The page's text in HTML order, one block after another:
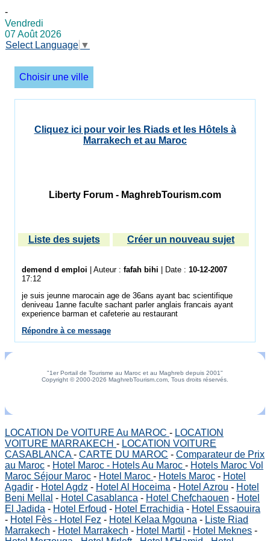
-
Vendredi
07 Août 2026
Select Language ▼
Choisir une ville
Cliquez ici pour voir les Riads et les Hôtels à
Marrakech et au Maroc
Liberty Forum - MaghrebTourism.com
Liste des sujets Créer un nouveau sujet
demend d emploi | Auteur : fafah bihi | Date : 10-12-2007
17:12
je suis jeunne marocain age de 36ans ayant bac scientifique
deniveau 1anne faculte sachant parler anglais francais ayant
experience barman et cafeterie au restaurant
Répondre à ce message
"1er Portail de Tourisme au Maroc et au Maghreb depuis 2001"
Copyright © 2000-2026 MaghrebTourism.com, Tous droits réservés.
LOCATION De VOITURE Au MAROC - LOCATION
VOITURE MARRAKECH - LOCATION VOITURE
CASABLANCA- CARTE DU MAROC - Comparateur de Prix
au Maroc - Hotel Maroc - Hotels Au Maroc - Hotels Maroc Vol
Maroc Séjour Maroc - Hotel Maroc - Hotels Maroc - Hotel
Agadir - Hotel Agdz - Hotel Al Hoceima - Hotel Azrou - Hotel
Beni Mellal - Hotel Casablanca - Hotel Chefchaouen - Hotel
El Jadida - Hotel Erfoud - Hotel Errachidia - Hotel Essaouira
- Hotel Fès - Hotel Fez - Hotel Kelaa Mgouna - Liste Riad
Marrakech - Hotel Marrakech - Hotel Martil - Hotel Meknes -